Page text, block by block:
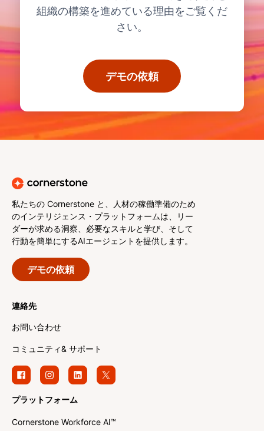
組織の構築を進めている理由をご覧くだ
さい。
デモの依頼
私たちの Cornerstone と、人材の稼働準備のため
のインテリジェンス・プラットフォームは、リー
ダーが求める洞察、必要なスキルと学び、そして
行動を簡単にするAIエージェントを提供します。
デモの依頼
連絡先
お問い合わせ
コミュニティ& サポート
プラットフォーム
Cornerstone Workforce AI™